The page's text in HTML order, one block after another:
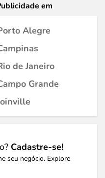
em
Alegre
de Janeiro
Grande
Cadastre-se!
seu negócio. Explore